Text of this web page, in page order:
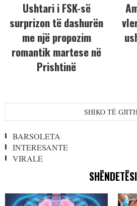
Ushtari i FSK-së
surprizon të dashurën
me një propozim
romantik martese në
Prishtinë
SHIKO TË
BARSOLETA
INTERESANTE
VIRALE
SHËNDETËSI